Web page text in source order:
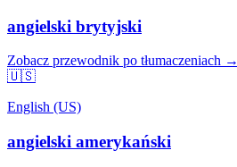
angielski brytyjski
Zobacz przewodnik po tłumaczeniach →
🇺🇸
English (US)
angielski amerykański